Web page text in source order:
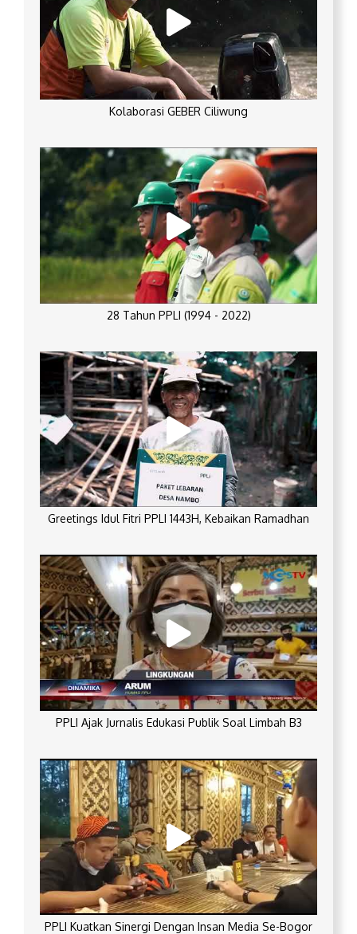
Kolaborasi GEBER Ciliwung
28 Tahun PPLI (1994 - 2022)
Greetings Idul Fitri PPLI 1443H, Kebaikan Ramadhan
PPLI Ajak Jurnalis Edukasi Publik Soal Limbah B3
PPLI Kuatkan Sinergi Dengan Insan Media Se-Bogor